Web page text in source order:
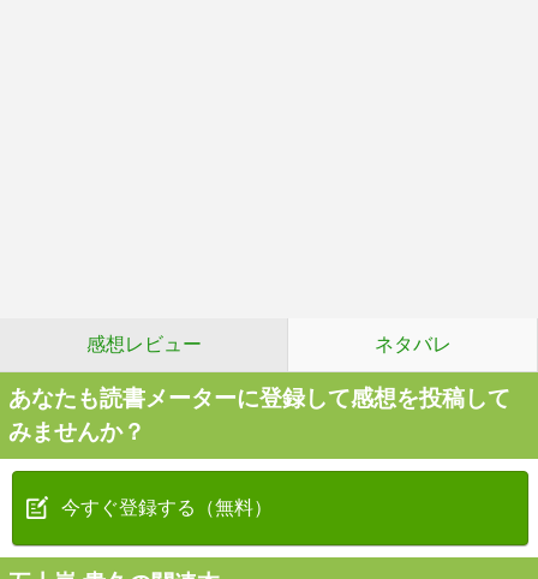
感想レビュー ネタバレ
あなたも読書メーターに登録して感想を投稿して
みませんか？
今すぐ登録する（無料）